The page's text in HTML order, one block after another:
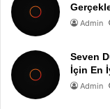
Admin
Seven
İçin En
Admin